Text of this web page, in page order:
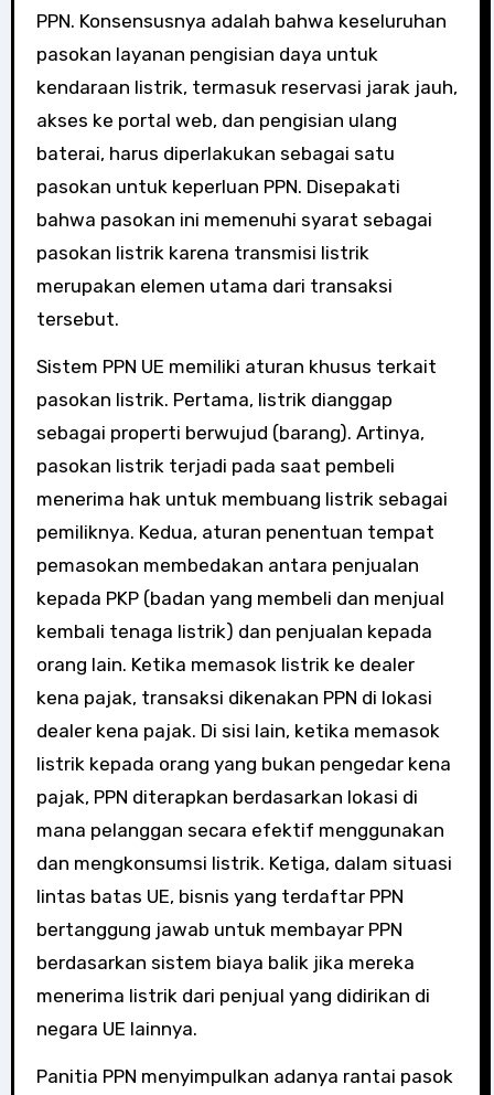
PPN. Konsensusnya adalah bahwa keseluruhan
pasokan layanan pengisian daya untuk
kendaraan listrik, termasuk reservasi jarak jauh,
akses ke portal web, dan pengisian ulang
baterai, harus diperlakukan sebagai satu
pasokan untuk keperluan PPN. Disepakati
bahwa pasokan ini memenuhi syarat sebagai
pasokan listrik karena transmisi listrik
merupakan elemen utama dari transaksi
tersebut.
Sistem PPN UE memiliki aturan khusus terkait
pasokan listrik. Pertama, listrik dianggap
sebagai properti berwujud (barang). Artinya,
pasokan listrik terjadi pada saat pembeli
menerima hak untuk membuang listrik sebagai
pemiliknya. Kedua, aturan penentuan tempat
pemasokan membedakan antara penjualan
kepada PKP (badan yang membeli dan menjual
kembali tenaga listrik) dan penjualan kepada
orang lain. Ketika memasok listrik ke dealer
kena pajak, transaksi dikenakan PPN di lokasi
dealer kena pajak. Di sisi lain, ketika memasok
listrik kepada orang yang bukan pengedar kena
pajak, PPN diterapkan berdasarkan lokasi di
mana pelanggan secara efektif menggunakan
dan mengkonsumsi listrik. Ketiga, dalam situasi
lintas batas UE, bisnis yang terdaftar PPN
bertanggung jawab untuk membayar PPN
berdasarkan sistem biaya balik jika mereka
menerima listrik dari penjual yang didirikan di
negara UE lainnya.
Panitia PPN menyimpulkan adanya rantai pasok